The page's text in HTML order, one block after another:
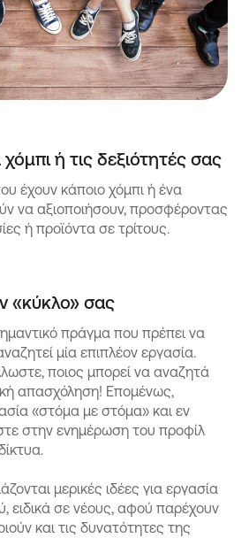
ή τις δεξιότητές σας
έχουν κάποιο χόμπι ή ένα
να αξιοποιήσουν, προσφέροντας
ή προϊόντα σε τρίτους.
«κύκλο» σας
πράγμα που πρέπει να
μία επιπλέον εργασία.
ποιος μπορεί να αναζητά
απασχόληση! Επομένως,
«στόμα με στόμα» και εν
στην ενημέρωση του προφίλ
μερικές ιδέες για εργασία
ειδικά σε νέους, αφού παρέχουν
και τις δυνατότητες της